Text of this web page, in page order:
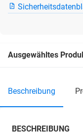
Ausgewähltes
beschreibung
BESCHREIBUNG